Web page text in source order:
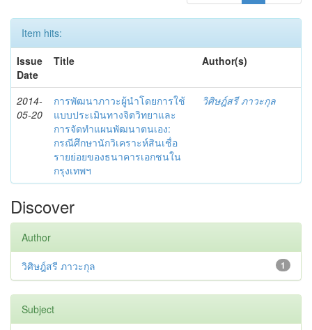
Item hits:
Issue
Date
Title Author(s)
2014-
05-20
การพัฒนาภาวะผู้นำโดยการใช้
แบบประเมินทางจิตวิทยาและ
การจัดทำแผนพัฒนาตนเอง:
กรณีศึกษานักวิเคราะห์สินเชื่อ
รายย่อยของธนาคารเอกชนใน
กรุงเทพฯ
วิศิษฎ์สรี ภาวะกุล
Discover
Author
1
วิศิษฎ์สรี ภาวะกุล
Subject